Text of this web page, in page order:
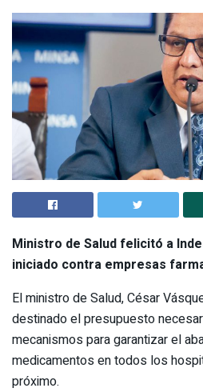
Ministro de Salud felicitó a
iniciado contra empresas
El ministro de Salud, César
destinado el presupuesto
mecanismos para garantizar el
medicamentos en todos los
próximo.